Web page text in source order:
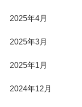
2025年4月
2025年3月
2025年1月
2024年12月